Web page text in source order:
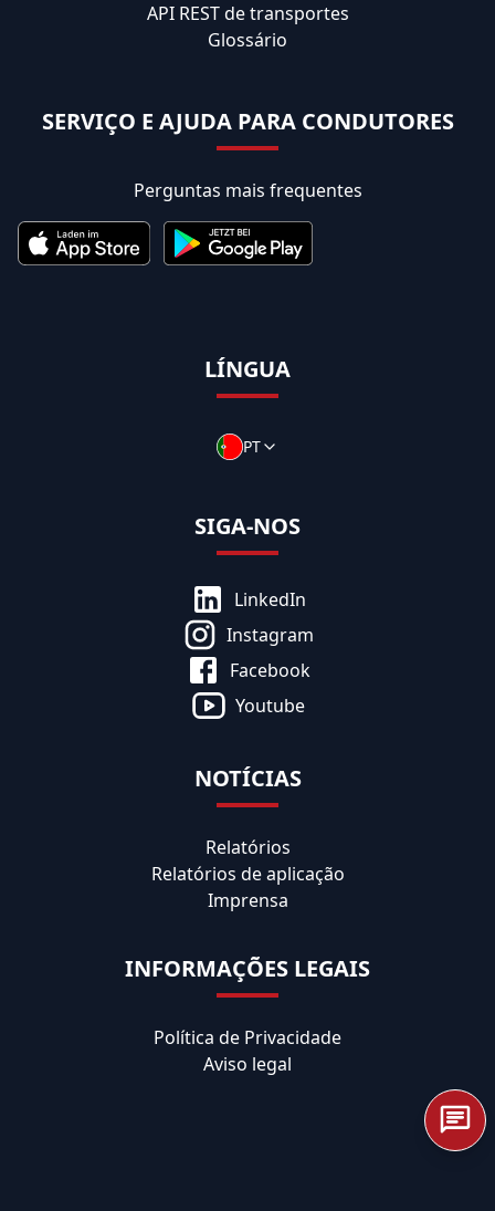
API REST de transportes
Glossário
SERVIÇO E AJUDA PARA CONDUTORES
Perguntas mais frequentes
LÍNGUA
PT
SIGA-NOS
LinkedIn
Instagram
Facebook
Youtube
NOTÍCIAS
Relatórios
Relatórios de aplicação
Imprensa
INFORMAÇÕES LEGAIS
Política de Privacidade
Aviso legal